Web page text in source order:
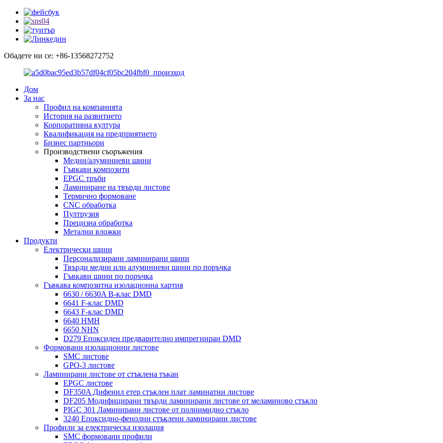
Обадете ни се: +86-13568272752
Дом
За нас
Профил на компанията
История на развитието
Корпоративна култура
Квалификация на предприятието
Бизнес партньори
Производствени съоръжения
Медни/алуминиеви шини
Гъвкави композити
EPGC тръби
Ламиниране на твърди листове
Термично формоване
CNC обработка
Пултрузия
Прецизна обработка
Метални вложки
Продукти
Електрически шини
Персонализирани ламинирани шини
Твърди медни или алуминиеви шини по поръчка
Гъвкави шини по поръчка
Гъвкава композитна изолационна хартия
6630 / 6630A B-клас DMD
6641 F-клас DMD
6643 F-клас DMD
6640 НМН
6650 NHN
D279 Епоксиден предварително импрегниран DMD
Формовани изолационни листове
SMC листове
GPO-3 листове
Ламинирани листове от стъклена тъкан
EPGC листове
DF350A Дифенил етер стъклен плат ламинатни листове
DF205 Модифицирани твърди ламинирани листове от меламиново стъкло
PIGC 301 Ламинирани листове от полиимидно стъкло
3240 Епоксидно-фенолни стъклени ламинирани листове
Профили за електрическа изолация
SMC формовани профили